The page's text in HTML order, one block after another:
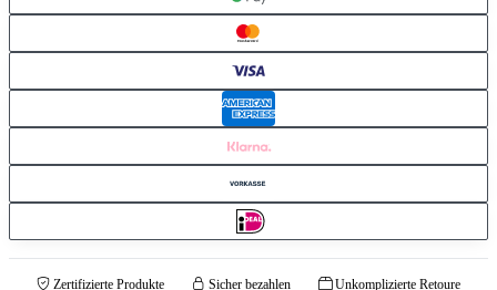
Zertifizierte Produkte Sicher bezahlen Unkomplizierte Retoure